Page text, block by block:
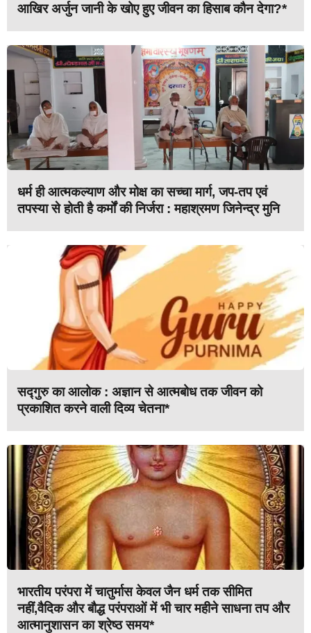
आखिर अर्जुन जानी के खोए हुए जीवन का हिसाब कौन देगा?*
धर्म ही आत्मकल्याण और मोक्ष का सच्चा मार्ग, जप-तप एवं
तपस्या से होती है कर्मों की निर्जरा : महाश्रमण जिनेन्द्र मुनि
सद्गुरु का आलोक : अज्ञान से आत्मबोध तक जीवन को
प्रकाशित करने वाली दिव्य चेतना*
भारतीय परंपरा में चातुर्मास केवल जैन धर्म तक सीमित
नहीं,वैदिक और बौद्ध परंपराओं में भी चार महीने साधना तप और
आत्मानुशासन का श्रेष्ठ समय*